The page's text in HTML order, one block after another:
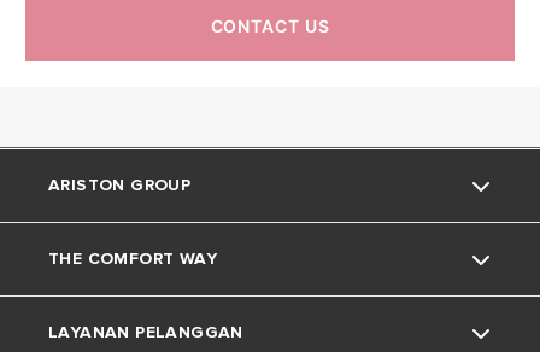
CONTACT US
ARISTON GROUP
Tentang Ariston
Grup
THE COMFORT WAY
Trik dan Kiat
LAYANAN PELANGGAN